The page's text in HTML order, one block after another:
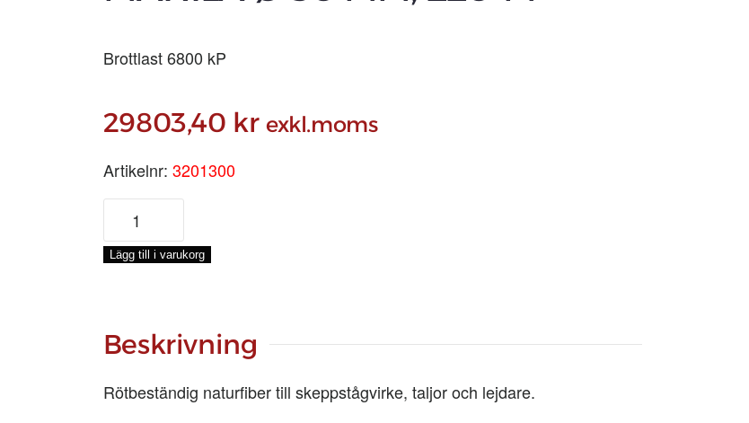
Brottlast 6800 kP
29803,40 kr exkl.moms
Artikelnr: 3201300
MANILA
30
MM,
mängd
Lägg till i varukorg
Beskrivning
Rötbeständig naturfiber till skeppstågvirke, taljor och lejdare.